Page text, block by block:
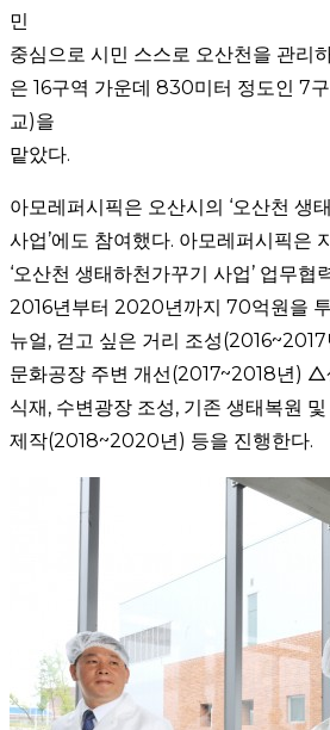
민
중심으로 시민 스스로 오산천을 관리
은 16구역 가운데 830미터 정도인 7
교)을
맡았다.
아모레퍼시픽은 오산시의 ‘오산천 생
사업’에도 참여했다. 아모레퍼시픽은
‘오산천 생태하천가꾸기 사업’ 업무협
2016년부터 2020년까지 70억원을
뉴얼, 걷고 싶은 거리 조성
문화공장 주변 개선(2017~2018년) △
식재, 수변광장 조성, 기존 생태복원
제작(2018~2020년) 등을 진행한다.